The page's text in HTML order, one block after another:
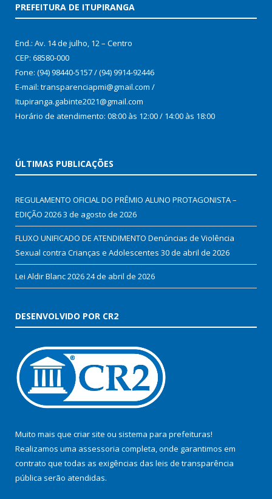
PREFEITURA DE ITUPIRANGA
End.: Av. 14 de julho, 12 – Centro
CEP: 68580-000
Fone: (94) 98440-5157 / (94) 9914-92446
E-mail: transparenciapmi@gmail.com /
Itupiranga.gabinte2021@gmail.com
Horário de atendimento: 08:00 às 12:00 / 14:00 às 18:00
ÚLTIMAS PUBLICAÇÕES
REGULAMENTO OFICIAL DO PRÊMIO ALUNO PROTAGONISTA –
EDIÇÃO 20263 de agosto de 2026
FLUXO UNIFICADO DE ATENDIMENTO Denúncias de Violência
Sexual contra Crianças e Adolescentes 30 de abril de 2026
Lei Aldir Blanc 202624 de abril de 2026
DESENVOLVIDO POR CR2
Muito mais que criar site ou sistema para prefeituras!
Realizamos uma assessoria completa, onde garantimos em
contrato que todas as exigências das leis de transparência
pública serão atendidas.